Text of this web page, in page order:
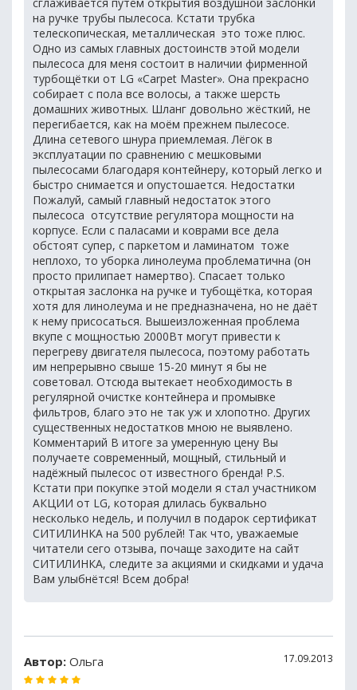
на ручке трубы пылесоса. Кстати трубка
телескопическая, металлическая  это тоже плюс.
Одно из самых главных достоинств этой модели
пылесоса для меня состоит в наличии фирменной
турбощётки от LG «Carpet Master». Она прекрасно
собирает с пола все волосы, а также шерсть
домашних животных. Шланг довольно жёсткий, не
перегибается, как на моём прежнем пылесосе.
Длина сетевого шнура приемлемая. Лёгок в
эксплуатации по сравнению с мешковыми
пылесосами благодаря контейнеру, который легко и
быстро снимается и опустошается. Недостатки
Пожалуй, самый главный недостаток этого
пылесоса  отсутствие регулятора мощности на
корпусе. Если с паласами и коврами все дела
обстоят супер, с паркетом и ламинатом  тоже
неплохо, то уборка линолеума проблематична (он
просто прилипает намертво). Спасает только
открытая заслонка на ручке и тубощётка, которая
хотя для линолеума и не предназначена, но не даёт
к нему присосаться. Вышеизложенная проблема
вкупе с мощностью 2000Вт могут привести к
перегреву двигателя пылесоса, поэтому работать
им непрерывно свыше 15-20 минут я бы не
советовал. Отсюда вытекает необходимость в
регулярной очистке контейнера и промывке
фильтров, благо это не так уж и хлопотно. Других
существенных недостатков мною не выявлено.
Комментарий В итоге за умеренную цену Вы
получаете современный, мощный, стильный и
надёжный пылесос от известного бренда! P.S.
Кстати при покупке этой модели я стал участником
АКЦИИ от LG, которая длилась буквально
несколько недель, и получил в подарок сертификат
СИТИЛИНКА на 500 рублей! Так что, уважаемые
читатели сего отзыва, почаще заходите на сайт
СИТИЛИНКА, следите за акциями и скидками и удача
Вам улыбнётся! Всем добра!
Автор: Ольга 17.09.2013